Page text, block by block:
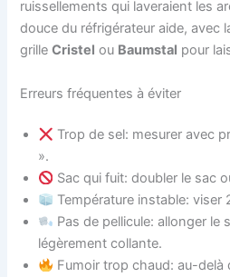
ruissellements qui laveraient les
douce du réfrigérateur aide, avec
grilleCristel ou Baumstal pour
Erreurs fréquentes à éviter
Trop de sel: mesurer avec
».
Sac qui fuit: doubler le sac
Température instable: viser
Pas de pellicule: allonger le
légèrement collante.
Fumoir trop chaud: au-delà